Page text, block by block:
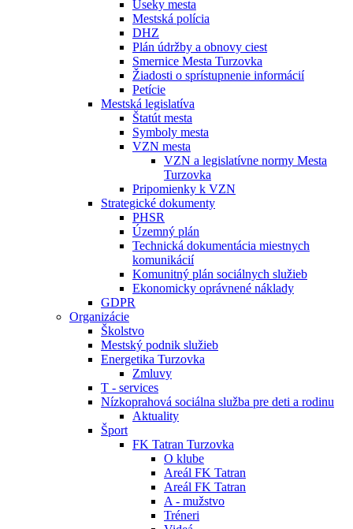
Úseky mesta
Mestská polícia
DHZ
Plán údržby a obnovy ciest
Smernice Mesta Turzovka
Žiadosti o sprístupnenie informácií
Petície
Mestská legislatíva
Štatút mesta
Symboly mesta
VZN mesta
VZN a legislatívne normy Mesta
Turzovka
Pripomienky k VZN
Strategické dokumenty
PHSR
Územný plán
Technická dokumentácia miestnych
komunikácií
Komunitný plán sociálnych služieb
Ekonomicky oprávnené náklady
GDPR
Organizácie
Školstvo
Mestský podnik služieb
Energetika Turzovka
Zmluvy
T - services
Nízkoprahová sociálna služba pre deti a rodinu
Aktuality
Šport
FK Tatran Turzovka
O klube
Areál FK Tatran
Areál FK Tatran
A - mužstvo
Tréneri